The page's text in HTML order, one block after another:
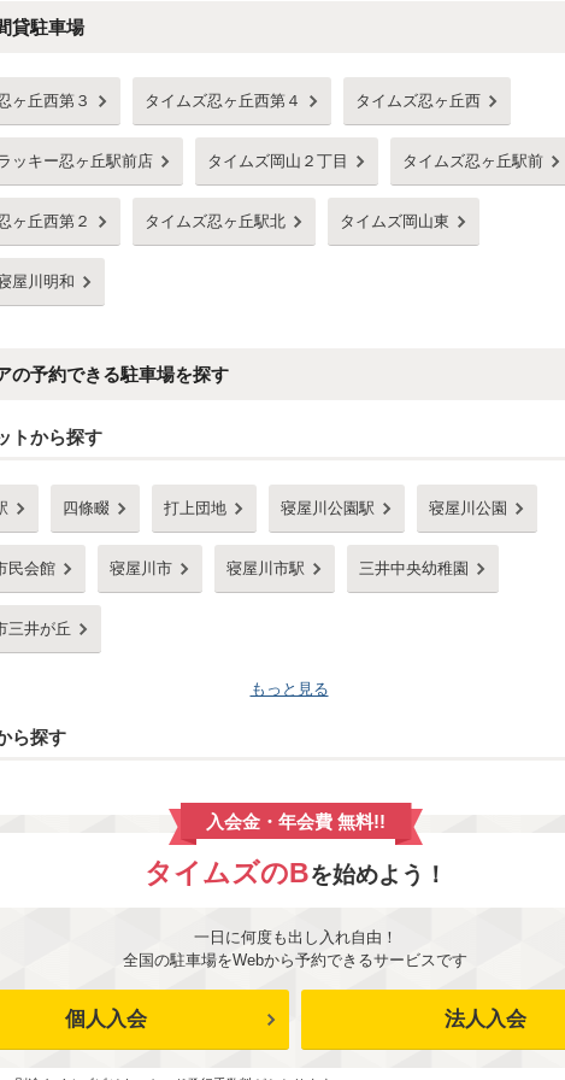
貸駐車場
ヶ丘西第３ タイムズ忍ヶ丘西第４ タイムズ忍ヶ丘西
ッキー忍ヶ丘駅前店 タイムズ岡山２丁目 タイムズ忍ヶ丘駅前
ヶ丘西第２ タイムズ忍ヶ丘駅北 タイムズ岡山東
屋川明和
の予約できる駐車場を探す
トから探す
四條畷 打上団地 寝屋川公園駅 寝屋川公園
民会館 寝屋川市 寝屋川市駅 三井中央幼稚園
三井が丘
もっと見る
ら探す
入会金・年会費 無料!!
タイムズのBを始めよう！
一日に何度も出し入れ自由！
全国の駐車場をWebから予約できるサービスです
個人入会 法人入会